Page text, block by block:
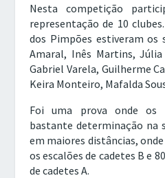
Nesta competição
representação de 10
dos Pimpões estiveram os
Amaral, Inês Martins,
Gabriel Varela, Guilherme
Keira Monteiro, Mafalda
Foi uma prova onde os
bastante determinação na
em maiores distâncias,
os escalões de cadetes B e
de cadetes A.